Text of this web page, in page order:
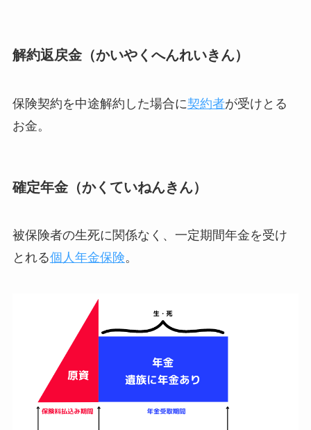
解約返戻金（かいやくへんれいきん）
保険契約を中途解約した場合に契約者が受けとる
お金。
確定年金（かくていねんきん）
被保険者の生死に関係なく、一定期間年金を受け
とれる個人年金保険。